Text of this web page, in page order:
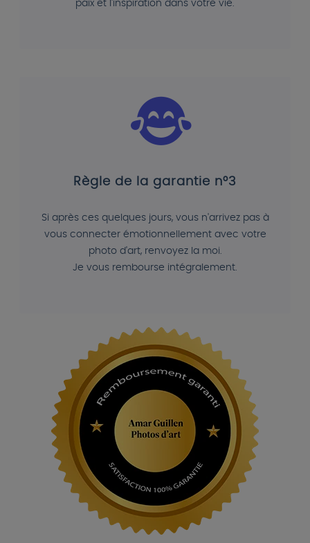
paix et l'inspiration dans votre vie.
Règle de la garantie n°3
Si après ces quelques jours, vous n'arrivez pas à
vous connecter émotionnellement avec votre
photo d'art, renvoyez la moi.
Je vous rembourse intégralement.